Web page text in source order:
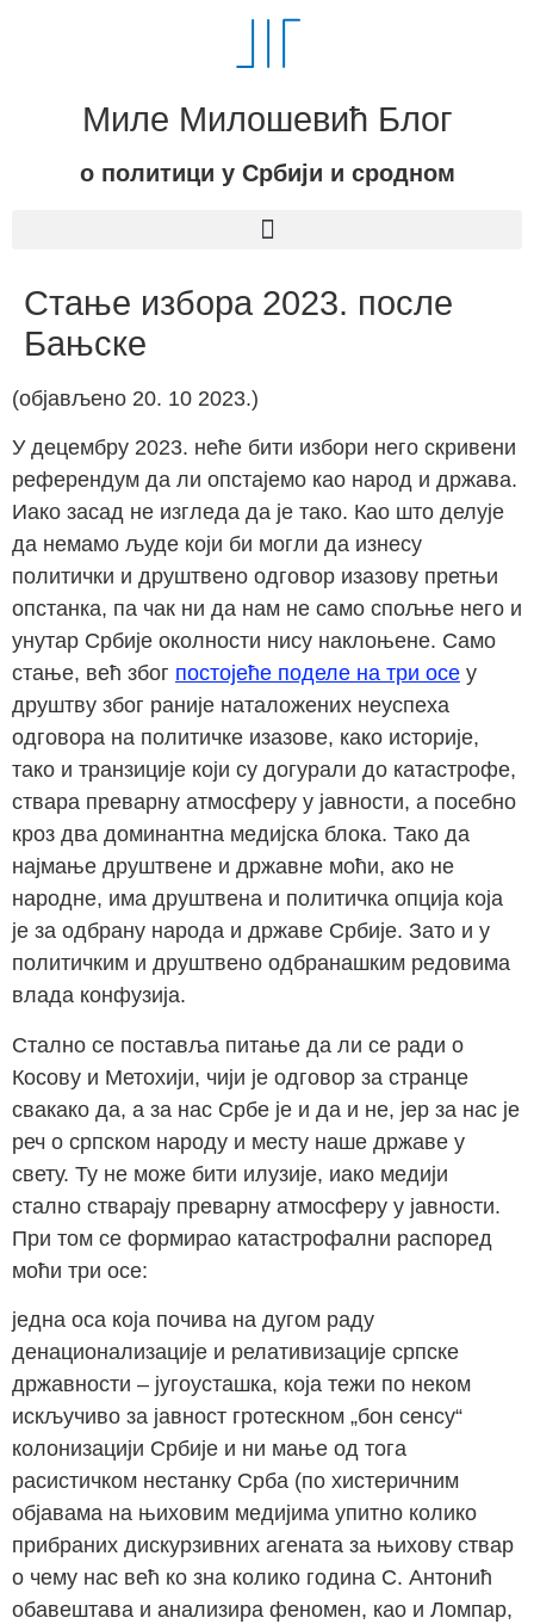
Миле Милошевић Блог
о политици у Србији и сродном
Стање избора 2023. после
Бањске
(објављено 20. 10 2023.)
У децембру 2023. неће бити избори него скривени
референдум да ли опстајемо као народ и држава.
Иако засад не изгледа да је тако. Као што делује
да немамо људе који би могли да изнесу
политички и друштвено одговор изазову претњи
опстанка, па чак ни да нам не само спољње него и
унутар Србије околности нису наклоњене. Само
стање, већ због постојеће поделе на три осе у
друштву због раније наталожених неуспеха
одговора на политичке изазове, како историје,
тако и транзиције који су догурали до катастрофе,
ствара преварну атмосферу у јавности, а посебно
кроз два доминантна медијска блока. Тако да
најмање друштвене и државне моћи, ако не
народне, има друштвена и политичка опција која
је за одбрану народа и државе Србије. Зато и у
политичким и друштвено одбранашким редовима
влада конфузија.
Стално се поставља питање да ли се ради о
Косову и Метохији, чији је одговор за странце
свакако да, а за нас Србе је и да и не, јер за нас је
реч о српском народу и месту наше државе у
свету. Ту не може бити илузије, иако медији
стално стварају преварну атмосферу у јавности.
При том се формирао катастрофални распоред
моћи три осе:
једна оса која почива на дугом раду
денационализације и релативизације српске
државности – југоусташка, која тежи по неком
искључиво за јавност гротескном „бон сенсу“
колонизацији Србије и ни мање од тога
расистичком нестанку Срба (по хистеричним
објавама на њиховим медијима упитно колико
прибраних дискурзивних агената за њихову ствар
о чему нас већ ко зна колико година С. Антонић
обавештава и анализира феномен, као и Ломпар,